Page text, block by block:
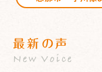
最新の声
New Voice